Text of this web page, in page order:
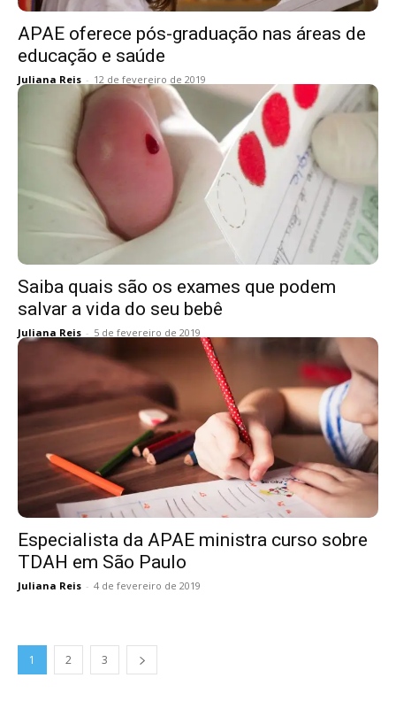
APAE oferece pós-graduação nas áreas de
educação e saúde
Juliana Reis - 12 de fevereiro de 2019
Saiba quais são os exames que podem
salvar a vida do seu bebê
Juliana Reis - 5 de fevereiro de 2019
Especialista da APAE ministra curso sobre
TDAH em São Paulo
Juliana Reis - 4 de fevereiro de 2019
1 2 3